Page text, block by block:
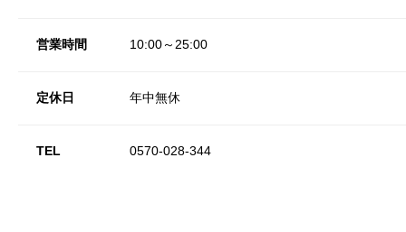
営業時間 10:00～25:00
定休日 年中無休
TEL 0570-028-344